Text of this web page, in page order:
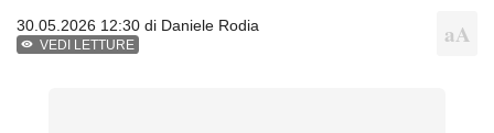
30.05.2026 12:30 di Daniele Rodia
VEDI LETTURE